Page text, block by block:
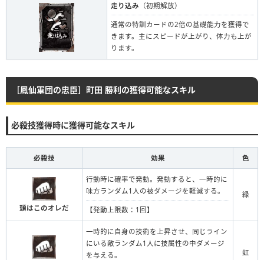
走り込み （初期解放）
通常の特訓カードの2倍の基礎能力を獲得で
きます。主にスピードが上がり、体力も上が
ります。
［鳳仙軍団の忠臣］町田 勝利の獲得可能なスキル
必殺技獲得時に獲得可能なスキル
必殺技 効果 色
頭はこのオレだ
行動時に確率で発動。発動すると、一時的に
味方ランダム1人の被ダメージを軽減する。
【発動上限数：1回】
緑
一時的に自身の技術を上昇させ、同じライン
にいる敵ランダム1人に技属性の中ダメージ
を与える。
虹